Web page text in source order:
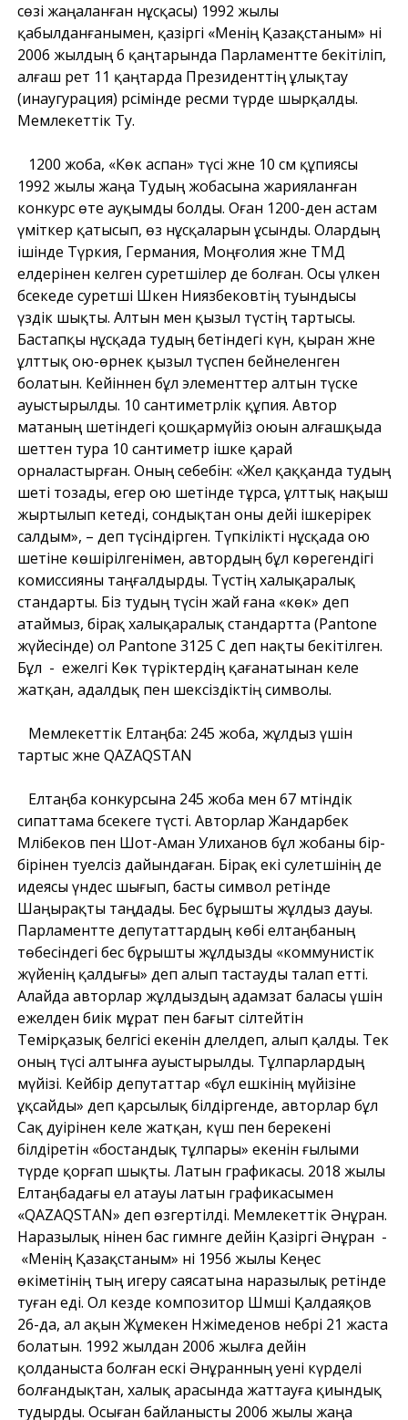
сөзі жаңаланған нұсқасы) 1992 жылы
қабылданғанымен, қазіргі «Менің Қазақстаным» әні
2006 жылдың 6 қаңтарында Парламентте бекітіліп,
алғаш рет 11 қаңтарда Президенттің ұлықтау
(инаугурация) рәсімінде ресми түрде шырқалды.
Мемлекеттік Ту.
1200 жоба, «Көк аспан» түсі және 10 см құпиясы
1992 жылы жаңа Тудың жобасына жарияланған
конкурс өте ауқымды болды. Оған 1200-ден астам
үміткер қатысып, өз нұсқаларын ұсынды. Олардың
ішінде Түркия, Германия, Моңғолия және ТМД
елдерінен келген суретшілер де болған. Осы үлкен
бәсекеде суретші Шәкен Ниязбековтің туындысы
үздік шықты. Алтын мен қызыл түстің тартысы.
Бастапқы нұсқада тудың бетіндегі күн, қыран және
ұлттық ою-өрнек қызыл түспен бейнеленген
болатын. Кейіннен бұл элементтер алтын түске
ауыстырылды. 10 сантиметрлік құпия. Автор
матаның шетіндегі қошқармүйіз оюын алғашқыда
шеттен тура 10 сантиметр ішке қарай
орналастырған. Оның себебін: «Жел қаққанда тудың
шеті тозады, егер ою шетінде тұрса, ұлттық нақыш
жыртылып кетеді, сондықтан оны әдейі ішкерірек
салдым», – деп түсіндірген. Түпкілікті нұсқада ою
шетіне көшірілгенімен, автордың бұл көрегендігі
комиссияны таңғалдырды. Түстің халықаралық
стандарты. Біз тудың түсін жай ғана «көк» деп
атаймыз, бірақ халықаралық стандартта (Pantone
жүйесінде) ол Pantone 3125 C деп нақты бекітілген.
Бұл - ежелгі Көк түріктердің қағанатынан келе
жатқан, адалдық пен шексіздіктің символы.
Мемлекеттік Елтаңба: 245 жоба, жұлдыз үшін
тартыс және QAZAQSTAN
Елтаңба конкурсына 245 жоба мен 67 мәтіндік
сипаттама бәсекеге түсті. Авторлар Жандарбек
Мәлібеков пен Шот-Аман Уәлиханов бұл жобаны бір-
бірінен тәуелсіз дайындаған. Бірақ екі сәулетшінің де
идеясы үндес шығып, басты символ ретінде
Шаңырақты таңдады. Бес бұрышты жұлдыз дауы.
Парламентте депутаттардың көбі елтаңбаның
төбесіндегі бес бұрышты жұлдызды «коммунистік
жүйенің қалдығы» деп алып тастауды талап етті.
Алайда авторлар жұлдыздың адамзат баласы үшін
ежелден биік мұрат пен бағыт сілтейтін
Темірқазық белгісі екенін дәлелдеп, алып қалды. Тек
оның түсі алтынға ауыстырылды. Тұлпарлардың
мүйізі. Кейбір депутаттар «бұл ешкінің мүйізіне
ұқсайды» деп қарсылық білдіргенде, авторлар бұл
Сақ дәуірінен келе жатқан, күш пен берекені
білдіретін «бостандық тұлпары» екенін ғылыми
түрде қорғап шықты. Латын графикасы. 2018 жылы
Елтаңбадағы ел атауы латын графикасымен
«QAZAQSTAN» деп өзгертілді. Мемлекеттік Әнұран.
Наразылық әнінен бас гимнге дейін Қазіргі Әнұран -
«Менің Қазақстаным» әні 1956 жылы Кеңес
өкіметінің тың игеру саясатына наразылық ретінде
туған еді. Ол кезде композитор Шәмші Қалдаяқов
26-да, ал ақын Жұмекен Нәжімеденов небәрі 21 жаста
болатын. 1992 жылдан 2006 жылға дейін
қолданыста болған ескі Әнұранның әуені күрделі
болғандықтан, халық арасында жаттауға қиындық
тудырды. Осыған байланысты 2006 жылы жаңа